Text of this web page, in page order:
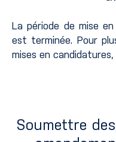
La période de mise
est terminée. Pour
mises en candidatures,
Soumettre